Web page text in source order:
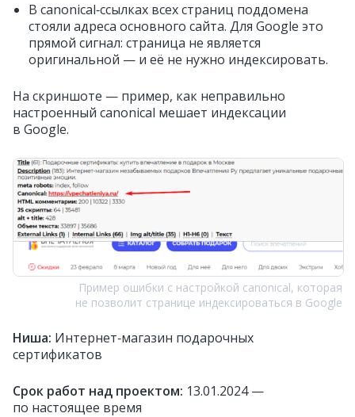
В canonical‑ссылках всех страниц поддомена
стояли адреса основного сайта. Для Google это
прямой сигнал: страница не является
оригинальной — и её не нужно индексировать.
На скриншоте — пример, как неправильно
настроенный canonical мешает индексации
в Google.
Пример ошибки с настройкой canonical, которая
не позволит странице индексироваться в Google
Ниша: Интернет‑магазин подарочных
сертификатов
Срок работ над проектом: 13.01.2024 —
по настоящее время